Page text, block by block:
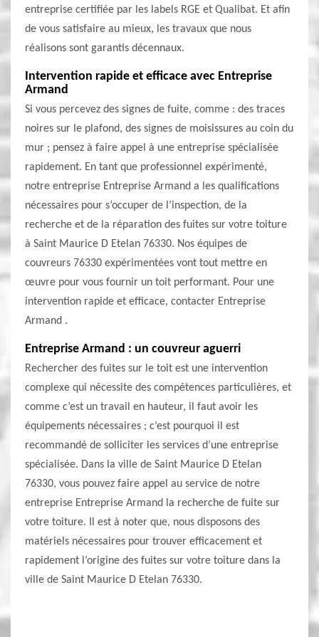
entreprise certifiée par les labels RGE et Qualibat. Et afin
de vous satisfaire au mieux, les travaux que nous
réalisons sont garantis décennaux.
Intervention rapide et efficace avec Entreprise
Armand
Si vous percevez des signes de fuite, comme : des traces
noires sur le plafond, des signes de moisissures au coin du
mur ; pensez à faire appel à une entreprise spécialisée
rapidement. En tant que professionnel expérimenté,
notre entreprise Entreprise Armand a les qualifications
nécessaires pour s’occuper de l’inspection, de la
recherche et de la réparation des fuites sur votre toiture
à Saint Maurice D Etelan 76330. Nos équipes de
couvreurs 76330 expérimentées vont tout mettre en
œuvre pour vous fournir un toit performant. Pour une
intervention rapide et efficace, contacter Entreprise
Armand .
Entreprise Armand : un couvreur aguerri
Rechercher des fuites sur le toit est une intervention
complexe qui nécessite des compétences particulières, et
comme c’est un travail en hauteur, il faut avoir les
équipements nécessaires ; c’est pourquoi il est
recommandé de solliciter les services d’une entreprise
spécialisée. Dans la ville de Saint Maurice D Etelan
76330, vous pouvez faire appel au service de notre
entreprise Entreprise Armand la recherche de fuite sur
votre toiture. Il est à noter que, nous disposons des
matériels nécessaires pour trouver efficacement et
rapidement l’origine des fuites sur votre toiture dans la
ville de Saint Maurice D Etelan 76330.